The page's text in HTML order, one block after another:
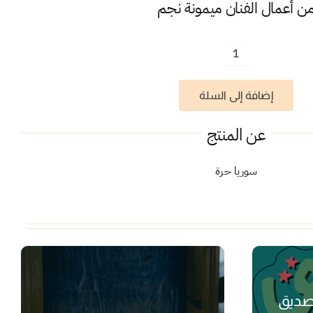
أعمال الفنانميمونة نجم
كمية
سوريا
حرة
إضافة إلى السلة
عن المنتج
سوريا حرة